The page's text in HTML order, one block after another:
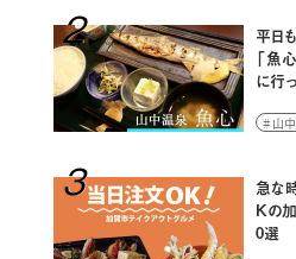
平日
「魚
に行
2
山
急な
Kの
0選
3